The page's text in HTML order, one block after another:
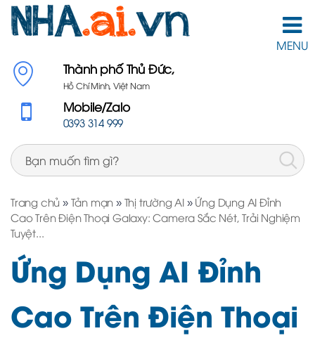
MENU
Thành phố Thủ Đức,
Hồ Chí Minh, Việt Nam
Mobile/Zalo
0393 314 999
Trang chủ » Tản mạn » Thị trường AI » Ứng Dụng AI Đỉnh
Cao Trên Điện Thoại Galaxy: Camera Sắc Nét, Trải Nghiệm
Tuyệt...
Ứng Dụng AI Đỉnh
Cao Trên Điện Thoại